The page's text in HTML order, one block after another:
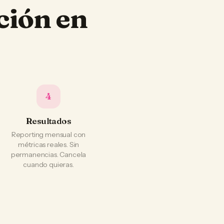
en
4
Resultados
Reporting mensual con
métricas reales. Sin
permanencias. Cancela
cuando quieras.